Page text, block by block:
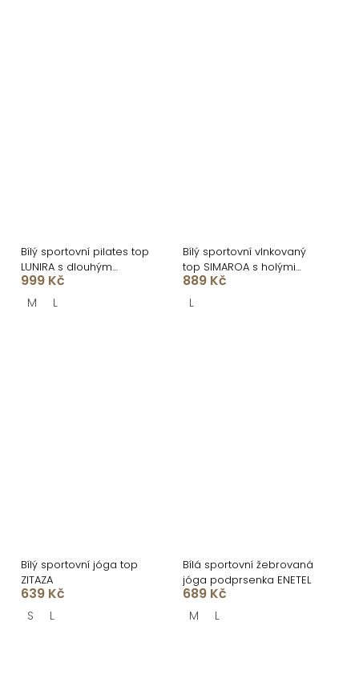
Bílý sportovní pilates top
LUNIRA s dlouhým
rukávem
999 Kč
M L
Bílý sportovní vlnkovaný
top SIMAROA s holými
zády
889 Kč
L
Bílý sportovní jóga top
ZITAZA
639 Kč
S L
Bílá sportovní žebrovaná
jóga podprsenka ENETEL
689 Kč
M L